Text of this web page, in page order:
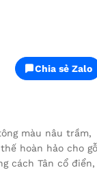
Chia sẻ Zalo
màu nâu trầm,
hoàn hảo cho gỗ
cách Tân cổ điển,